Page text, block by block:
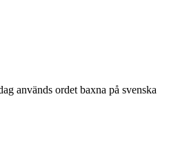
används ordet baxna på svenska